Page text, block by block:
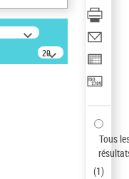
20
résultats/page
Tous
(1)